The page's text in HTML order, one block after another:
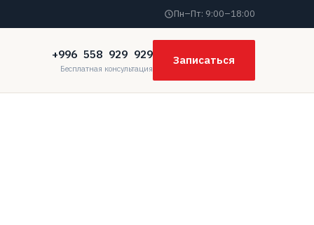
Пн–Пт: 9:00–18:00
+996 558 929 929
Бесплатная консультация
Записаться